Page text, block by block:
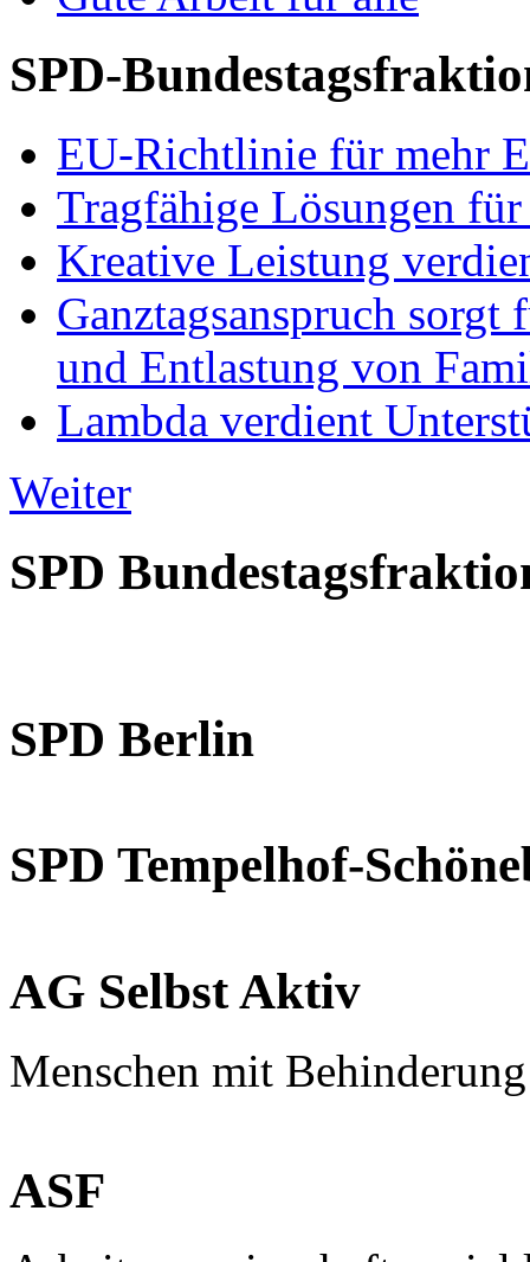
SPD-
EU-Richtlinie für mehr
Tragfähige Lösungen
Kreative Leistung
Ganztagsanspruch
und Entlastung von
Lambda verdient
Weiter
SPD
SPD Berlin
SPD Tempelhof-
AG Selbst Aktiv
Menschen mit
ASF